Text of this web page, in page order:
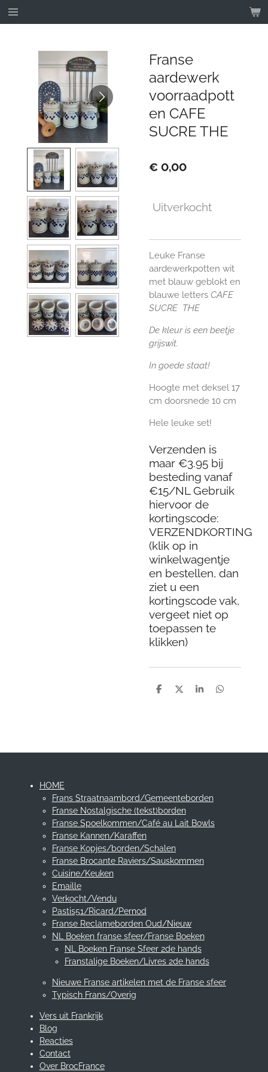
Ga
direct
hoofdinhoud
Franse
aardewerk
voorraadpott
en CAFE
SUCRE THE
€ 0,00
Uitverkocht
Leuke Franse
aardewerkpotten wit
met blauw geblokt en
blauwe letters CAFE
SUCRE THE
De kleur is een beetje
grijswit.
In goede staat!
Hoogte met deksel 17
cm doorsnede 10 cm
Hele leuke set!
Verzenden is
maar €3.95 bij
besteding vanaf
€15/NL Gebruik
hiervoor de
kortingscode:
VERZENDKORTING
(klik op in
winkelwagentje
en bestellen, dan
ziet u een
kortingscode vak,
vergeet niet op
toepassen te
klikken)
D
D
S
D
HOME
Frans Straatnaambord/Gemeenteborden
Franse Nostalgische (tekst)borden
Franse Spoelkommen/Café au Lait Bowls
Franse Kannen/Karaffen
Franse Kopjes/borden/Schalen
Franse Brocante Raviers/Sauskommen
Cuisine/Keuken
Emaille
Verkocht/Vendu
Pastis51/Ricard/Pernod
Franse Reclameborden Oud/Nieuw
NL Boeken franse sfeer/Franse Boeken
NL Boeken Franse Sfeer 2de hands
Franstalige Boeken/Livres 2de hands
Nieuwe Franse artikelen met de Franse sfeer
Typisch Frans/Overig
Vers uit Frankrijk
Blog
Reacties
Contact
Over BrocFrance